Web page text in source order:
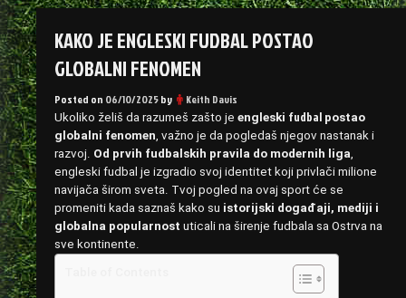
KAKO JE ENGLESKI FUDBAL POSTAO
GLOBALNI FENOMEN
Posted on 06/10/2025by Keith Davis
Ukoliko želiš da razumeš zašto je engleski fudbal postao
globalni fenomen, važno je da pogledaš njegov nastanak i
razvoj. Od prvih fudbalskih pravila do modernih liga,
engleski fudbal je izgradio svoj identitet koji privlači milione
navijača širom sveta. Tvoj pogled na ovaj sport će se
promeniti kada saznaš kako su istorijski događaji, mediji i
globalna popularnost uticali na širenje fudbala sa Ostrva na
sve kontinente.